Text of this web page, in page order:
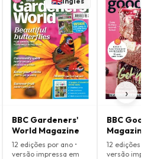
BBC Gardeners'
World Magazine
12 edições por ano •
versão impressa em
BBC Good
Magazine
12 edições por
versão
›